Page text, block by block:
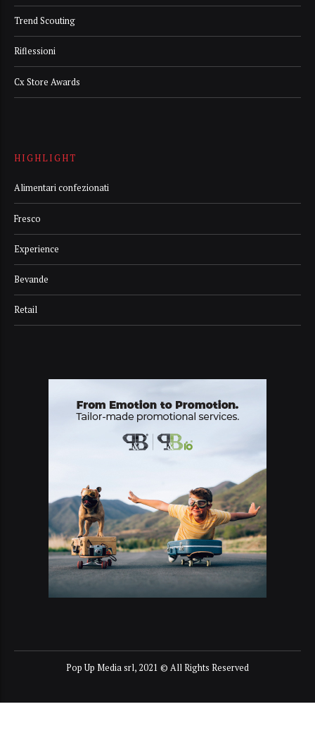
Trend Scouting
Riflessioni
Cx Store Awards
HIGHLIGHT
Alimentari confezionati
Fresco
Experience
Bevande
Retail
Pop Up Media srl, 2021 © All Rights Reserved